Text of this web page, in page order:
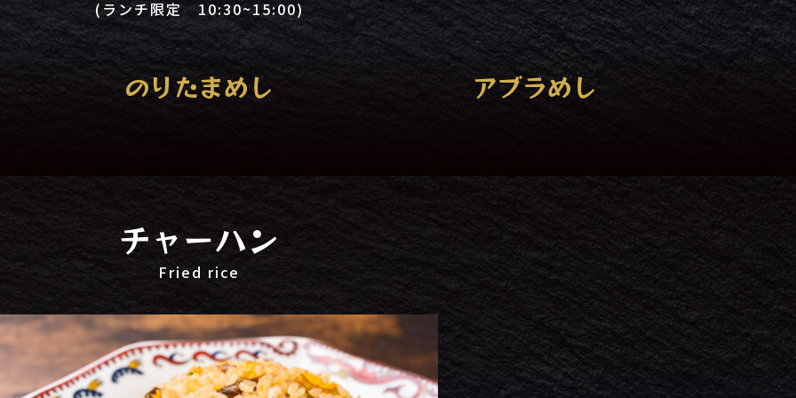
(ランチ限定 10:30~15:00)
のりたまめし アブラめし
チャーハン
Fried rice